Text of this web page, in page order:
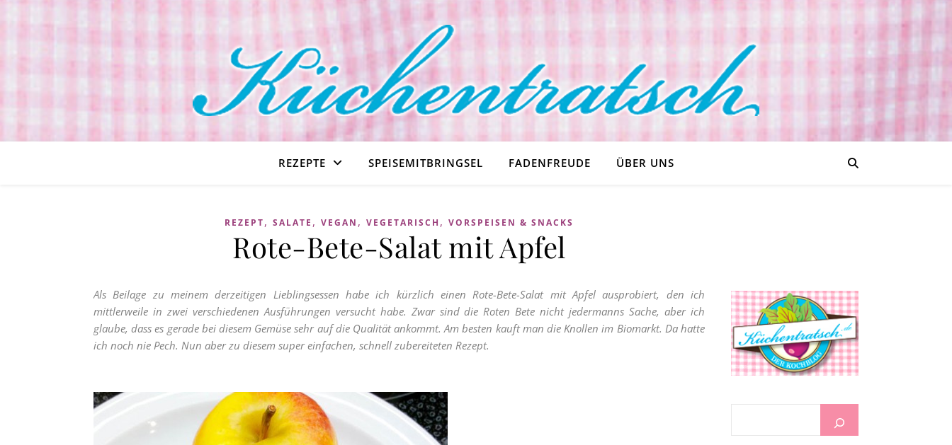
REZEPTE SPEISEMITBRINGSEL FADENFREUDE ÜBER UNS
REZEPT, SALATE , VEGAN , VEGETARISCH , VORSPEISEN & SNACKS
Rote-Bete-Salat mit Apfel
Als Beilage zu meinem derzeitigen Lieblingsessen habe ich kürzlich einen Rote-Bete-Salat mit Apfel ausprobiert, den ich
mittlerweile in zwei verschiedenen Ausführungen versucht habe. Zwar sind die Roten Bete nicht jedermanns Sache, aber ich
glaube, dass es gerade bei diesem Gemüse sehr auf die Qualität ankommt. Am besten kauft man die Knollen im Biomarkt. Da hatte
ich noch nie Pech. Nun aber zu diesem super einfachen, schnell zubereiteten Rezept.